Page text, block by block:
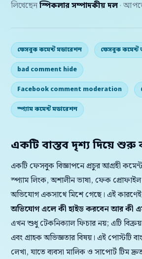
লিখেছেন স্পিকলার সম্পাদকীয় দল ·
ফেসবুক কমেন্ট মডারেশন ফেসবুক
bad comment hide
Facebook comment moderation
স্প্যাম কমেন্ট মডারেশন
একটি বাস্তব দৃশ্য দিয়ে শুরু
একটি ফেসবুক বিজ্ঞাপনে প্রচুর আগ্রহী
স্প্যাম লিংক, অশালীন ভাষা, ফেক প্রোফাইল
অভিযোগ একসাথে মিশে গেছে। এই কারণেই
অভিযোগ এলে কী হাইড করবেন আর কী
এখন শুধু টেকনিক্যাল ফিচার নয়; এটি বিক্রয়,
এবং গ্রাহক অভিজ্ঞতার বিষয়। এই পোস্টটি
লেখা, যাতে ব্যবসা মালিক ও সাপোর্ট টিম দ্রুত